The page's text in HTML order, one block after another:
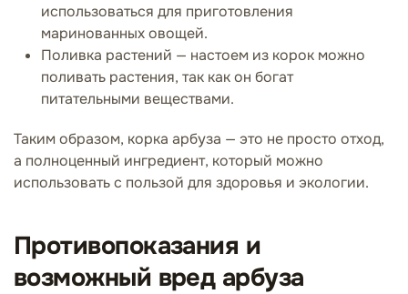
использоваться для приготовления
маринованных овощей.
Поливка растений — настоем из корок можно
поливать растения, так как он богат
питательными веществами.
Таким образом, корка арбуза — это не просто отход,
а полноценный ингредиент, который можно
использовать с пользой для здоровья и экологии.
Противопоказания и
возможный вред арбуза